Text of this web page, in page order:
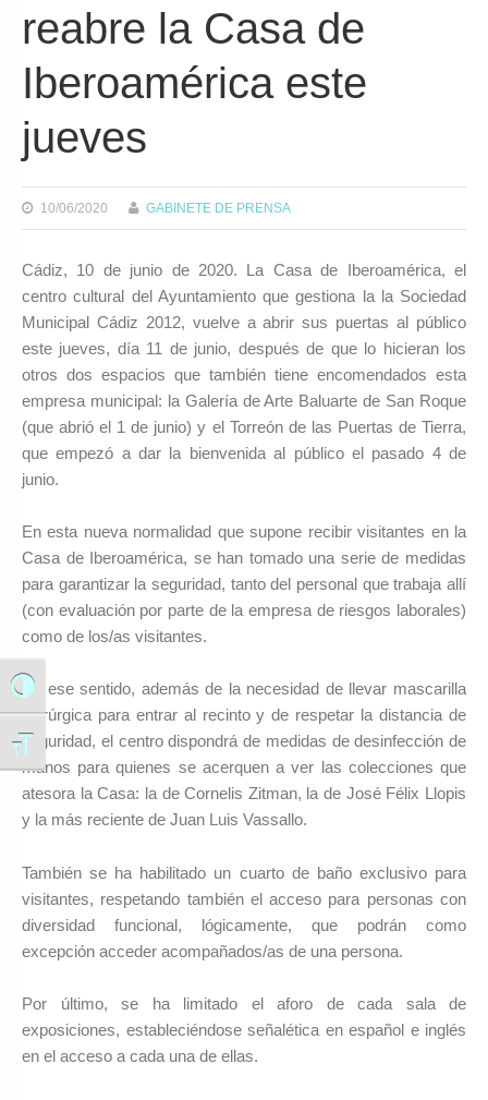
Alternar alto contraste
Alternar tamaño de letra
reabre la Casa de
Iberoamérica este
jueves
10/06/2020 GABINETE DE PRENSA
Cádiz, 10 de junio de 2020. La Casa de Iberoamérica, el
centro cultural del Ayuntamiento que gestiona la la Sociedad
Municipal Cádiz 2012, vuelve a abrir sus puertas al público
este jueves, día 11 de junio, después de que lo hicieran los
otros dos espacios que también tiene encomendados esta
empresa municipal: la Galería de Arte Baluarte de San Roque
(que abrió el 1 de junio) y el Torreón de las Puertas de Tierra,
que empezó a dar la bienvenida al público el pasado 4 de
junio.
En esta nueva normalidad que supone recibir visitantes en la
Casa de Iberoamérica, se han tomado una serie de medidas
para garantizar la seguridad, tanto del personal que trabaja allí
(con evaluación por parte de la empresa de riesgos laborales)
como de los/as visitantes.
En ese sentido, además de la necesidad de llevar mascarilla
quirúrgica para entrar al recinto y de respetar la distancia de
seguridad, el centro dispondrá de medidas de desinfección de
manos para quienes se acerquen a ver las colecciones que
atesora la Casa: la de Cornelis Zitman, la de José Félix Llopis
y la más reciente de Juan Luis Vassallo.
También se ha habilitado un cuarto de baño exclusivo para
visitantes, respetando también el acceso para personas con
diversidad funcional, lógicamente, que podrán como
excepción acceder acompañados/as de una persona.
Por último, se ha limitado el aforo de cada sala de
exposiciones, estableciéndose señalética en español e inglés
en el acceso a cada una de ellas.